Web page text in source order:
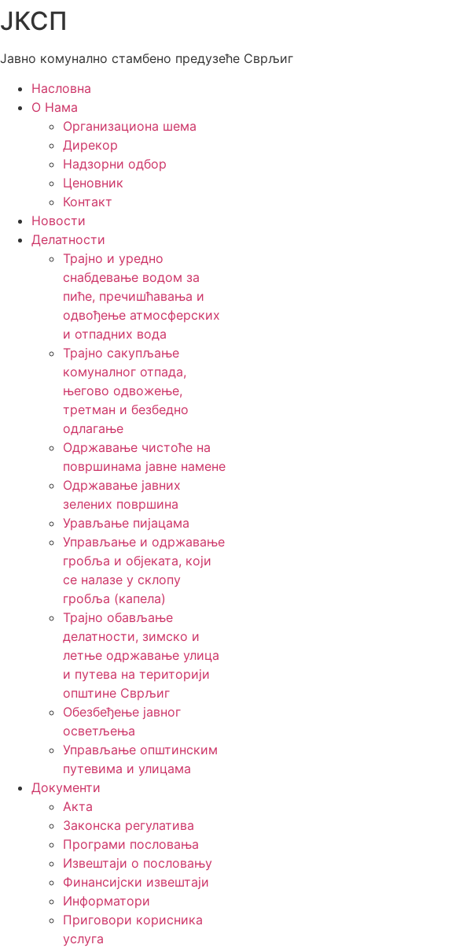
Скочите
на
садржај
ЈКСП
Јавно комунално стамбено предузеће Сврљиг
Насловна
О Нама
Организациона шема
Дирекор
Надзорни одбор
Ценовник
Контакт
Новости
Делатности
Трајно и уредно
снабдевање водом за
пиће, пречишћавања и
одвођење атмосферских
и отпадних вода
Трајно сакупљање
комуналног отпада,
његово одвожење,
третман и безбедно
одлагање
Одржавање чистоће на
површинама јавне намене
Одржавање јавних
зелених површина
Урављање пијацама
Управљање и одржавање
гробља и објеката, који
се налазе у склопу
гробља (капела)
Трајно обављање
делатности, зимско и
летње одржавање улица
и путева на територији
општине Сврљиг
Обезбеђење јавног
осветљења
Управљање општинским
путевима и улицама
Документи
Акта
Законска регулатива
Програми пословања
Извештаји о пословању
Финансијски извештаји
Информатори
Приговори корисника
услуга